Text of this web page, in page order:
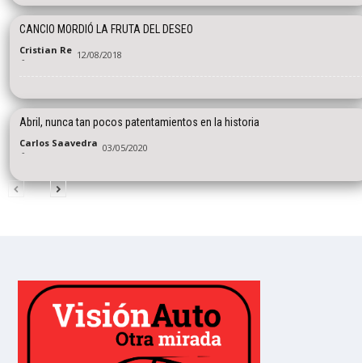
CANCIO MORDIÓ LA FRUTA DEL DESEO
Cristian Re
- 12/08/2018
Abril, nunca tan pocos patentamientos en la historia
Carlos Saavedra
- 03/05/2020